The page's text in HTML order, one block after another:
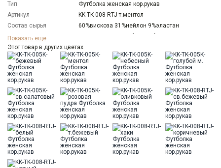
Тип
Футболка женская кор.рукав
Артикул
KK-TK-008-RTJ-т.ментол
Состав сырья
60%вискоза 31%нейлон 9%эластан
Бренд
Модель
Оверсайз
Цвет
Голубой
Ворот
Круглый
Силуэт
Свободный силуэт / Оversize
Показать еще
Этот товар в других цветах